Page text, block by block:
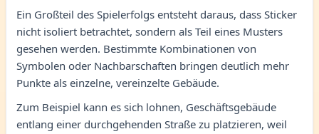
Ein Großteil des Spielerfolgs entsteht daraus, dass Sticker
nicht isoliert betrachtet, sondern als Teil eines Musters
gesehen werden. Bestimmte Kombinationen von
Symbolen oder Nachbarschaften bringen deutlich mehr
Punkte als einzelne, vereinzelte Gebäude.
Zum Beispiel kann es sich lohnen, Geschäftsgebäude
entlang einer durchgehenden Straße zu platzieren, weil